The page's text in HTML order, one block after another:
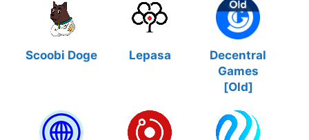
Scoobi Doge Lepasa
Decentral
Games
[Old]